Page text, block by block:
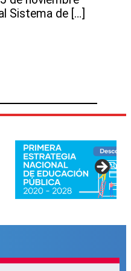
Sistema de […]